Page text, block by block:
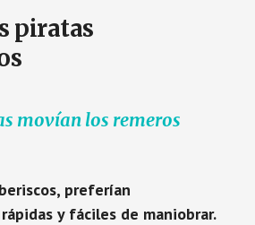
piratas
movían los remeros
preferían
y fáciles de maniobrar.